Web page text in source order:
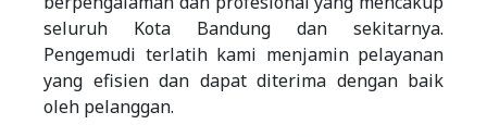
seluruh Kota Bandung dan sekitarnya.
Pengemudi terlatih kami menjamin pelayanan
yang efisien dan dapat diterima dengan baik
oleh pelanggan.